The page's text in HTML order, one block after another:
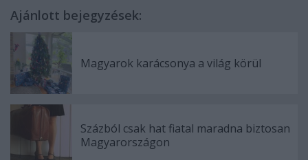
Ajánlott bejegyzések:
Magyarok karácsonya a világ körül
Százból csak hat fiatal maradna biztosan
Magyarországon